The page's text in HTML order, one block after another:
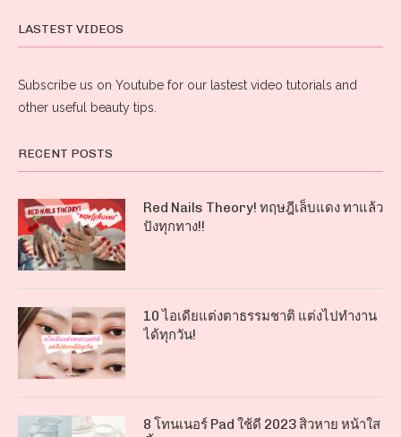
LASTEST VIDEOS
Subscribe us on Youtube for our lastest video tutorials and
other useful beauty tips.
RECENT POSTS
Red Nails Theory! ทฤษฎีเล็บแดง ทาแล้ว
ปังทุกทาง!!
10 ไอเดียแต่งตาธรรมชาติ แต่งไปทำงาน
ได้ทุกวัน!
8 โทนเนอร์ Pad ใช้ดี 2023 สิวหาย หน้าใส